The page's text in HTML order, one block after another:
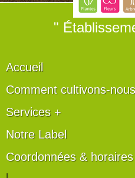
"
Accueil
Comment cultivons-nous
Services +
Notre Label
Coordonnées & horaires